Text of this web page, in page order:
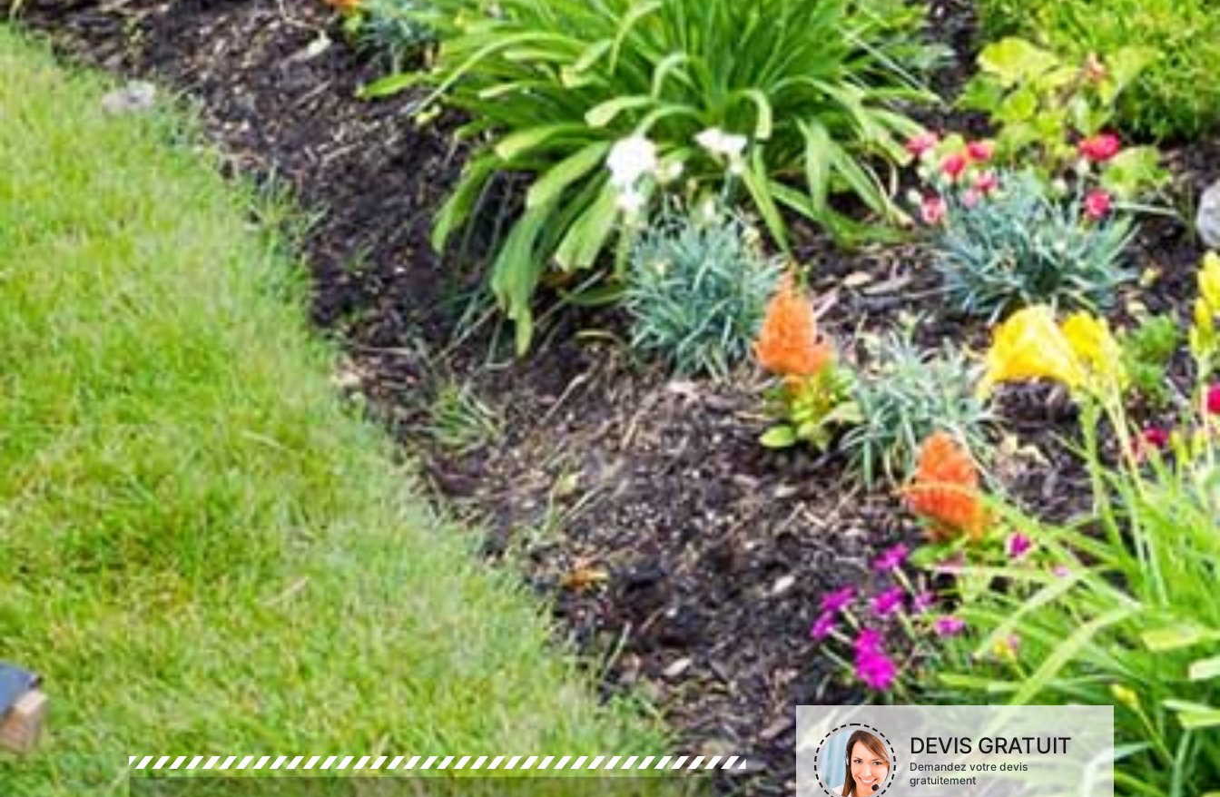
DEVIS GRATUIT
Demandez votre devis
gratuitement